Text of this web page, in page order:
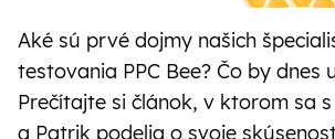
Aké sú prvé dojmy našich
testovania PPC Bee? Čo by dnes
Prečítajte si článok, v ktorom sa
a Patrik podelia o svoje